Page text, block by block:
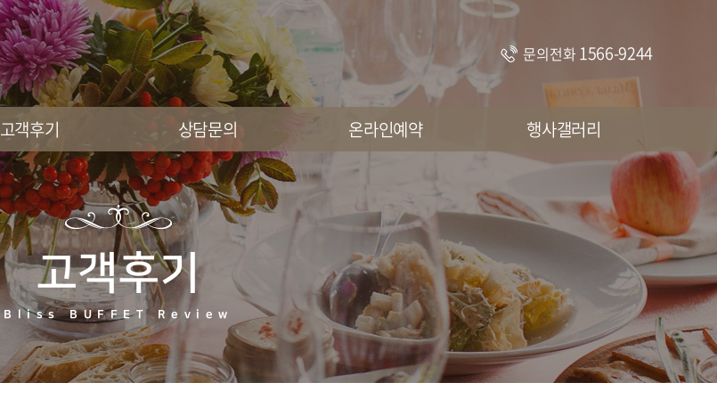
문의전화 1566-9244
고객후기 상담문의 온라인예약 행사갤러리
고객후기
Bliss BUFFET Review